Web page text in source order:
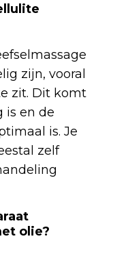
zijn, vooral
zit. Dit komt
is en de
is. Je
zelf
olie?